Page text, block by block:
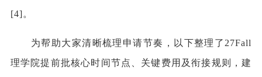
[4]。
为帮助大家清晰梳理申请节奏，以下整理了27Fall
理学院提前批核心时间节点、关键费用及衔接规则，建